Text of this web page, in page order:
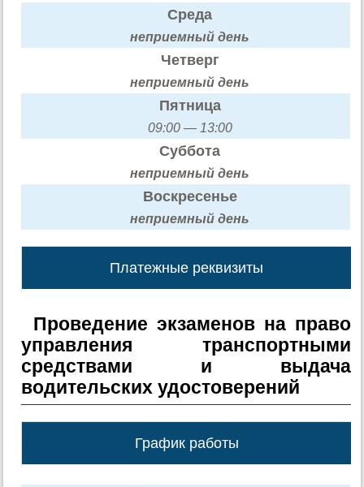
Среда
неприемный день
Четверг
неприемный день
Пятница
09:00 — 13:00
Суббота
неприемный день
Воскресенье
неприемный день
Платежные реквизиты
Проведение экзаменов на право
управления транспортными
средствами и выдача
водительских удостоверений
График работы